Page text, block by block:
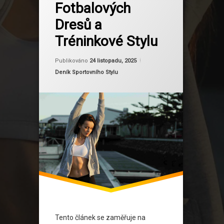
Fotbalových
Dresů a
Tréninkové Stylu
Publikováno 24 listopadu, 2025
Kategorie:
Deník Sportovního Stylu
Tento článek se zaměřuje na
meditace
pohodlí
Regenerace
regenerace po tréninku
Sportovní Oblečení
tělesná rovnováha
výkon
ženský sport